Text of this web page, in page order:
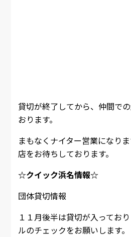
貸切が終了してから、仲間で
おります。
まもなくナイター営業になり
店をお待ちしております。
☆クイック浜名情報☆
団体貸切情報
１１月後半は貸切が入ってお
ルのチェックをお願いします。